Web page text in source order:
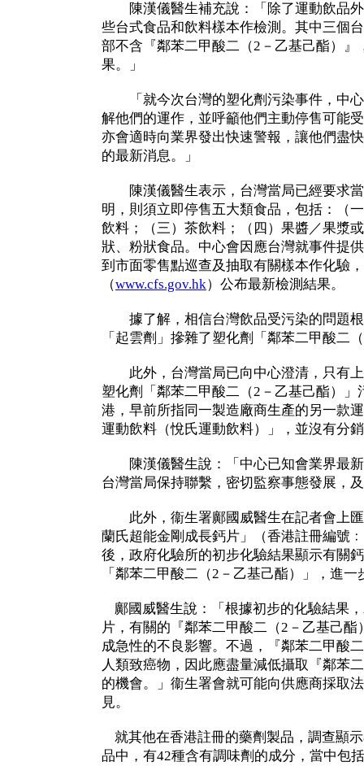
陳漢儀醫生補充說：「除了運動飲品外
些台式食品和飲料樣本作檢測。其中三個
部不含『鄰苯二甲酸二（2－乙基己酯）』
果。」
「就今次台灣的塑化劑污染事件，中心
解他們的運作，並呼籲他們主動停售可能
亦會適時向業界發出快速警報，讓他們盡
的最新消息。」
陳漢儀醫生表示，台灣當局已經要求當
明，則須立即停售五大類食品，包括：（
飲料；（三）茶飲料；（四）果醬／果漿
狀、粉狀食品。中心會因應台灣就事件提
到市面零售點巡查及抽取有關樣本作化驗
（www.cfs.gov.hk）公布最新檢測結果。
據了解，相信台灣飲品受污染的問題根
「起雲劑」摻雜了塑化劑「鄰苯二甲酸二
此外，台灣當局已向中心澄清，只有上
塑化劑「鄰苯二甲酸二（2－乙基己酯）
港，早前所指同一製造廠商生產的另一款
運動飲料（悅氏運動飲料）」，並沒有分
陳漢儀醫生說：「中心已知會業界最新
台灣當局保持聯繫，密切監察事態發展，
此外，衞生署鄺國威醫生在記者會上匯
蘭氏超能金剛成長鈣片」（香港註冊編號
後，政府化驗所的初步化驗結果顯示有關
「鄰苯二甲酸二（2－乙基己酯）」，進
鄺國威醫生說：「根據初步的化驗結果
片，有關的『鄰苯二甲酸二（2－乙基己
成急性的不良影響。不過，『鄰苯二甲酸
人類致癌物，因此應盡量減低攝取『鄰苯
的機會。」衞生署會就可能向供應商採取
見。
就其他在香港註冊的藥劑製品，調查顯
品中，有42種含有調味劑的成分，當中包